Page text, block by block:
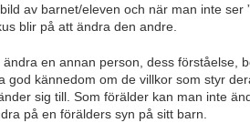
av barnet/eleven och när man inte
blir på att ändra den andre.
ändra en annan person, dess förståelse,
god kännedom om de villkor som styr
sig till. Som förälder kan man inte
på en förälders syn på sitt barn.